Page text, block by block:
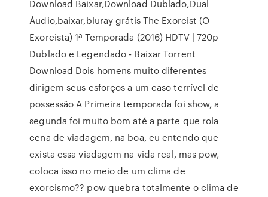
Download Baixar,Download Dublado,Dual
Áudio,baixar,bluray grátis The Exorcist (O
Exorcista) 1ª Temporada (2016) HDTV | 720p
Dublado e Legendado - Baixar Torrent
Download Dois homens muito diferentes
dirigem seus esforços a um caso terrível de
possessão A Primeira temporada foi show, a
segunda foi muito bom até a parte que rola
cena de viadagem, na boa, eu entendo que
exista essa viadagem na vida real, mas pow,
coloca isso no meio de um clima de
exorcismo?? pow quebra totalmente o clima de